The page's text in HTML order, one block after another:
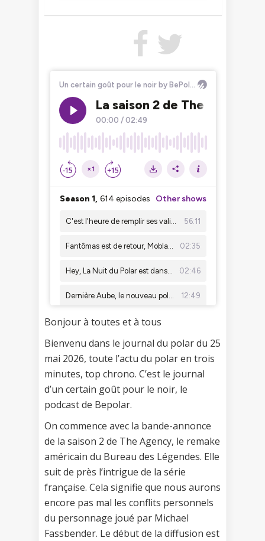
Bonjour à toutes et à tous
Bienvenu dans le journal du polar du 25
mai 2026, toute l’actu du polar en trois
minutes, top chrono. C’est le journal
d’un certain goût pour le noir, le
podcast de Bepolar.
On commence avec la bande-annonce
de la saison 2 de The Agency, le remake
américain du Bureau des Légendes. Elle
suit de près l’intrigue de la série
française. Cela signifie que nous aurons
encore pas mal les conflits personnels
du personnage joué par Michael
Fassbender. Le début de la diffusion est